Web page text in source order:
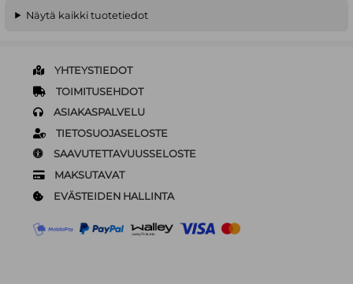
Näytä kaikki tuotetiedot
YHTEYSTIEDOT
TOIMITUSEHDOT
ASIAKASPALVELU
TIETOSUOJASELOSTE
SAAVUTETTAVUUSSELOSTE
MAKSUTAVAT
EVÄSTEIDEN HALLINTA